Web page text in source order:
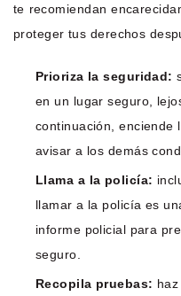
te recomiendan
proteger tus derechos
Prioriza la seguridad:
en un lugar seguro,
continuación, enciende
avisar a los demás
Llama a la policía:
llamar a la policía es
informe policial para
seguro.
Recopila pruebas: